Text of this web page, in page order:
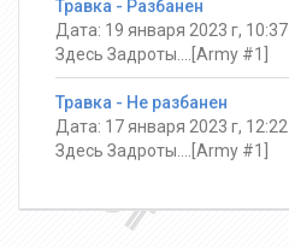
Травка - Разбанен
Дата: 19 января 2023 г, 10:37
Здесь Задроты....[Army #1]
Травка - Не разбанен
Дата: 17 января 2023 г, 12:22
Здесь Задроты....[Army #1]